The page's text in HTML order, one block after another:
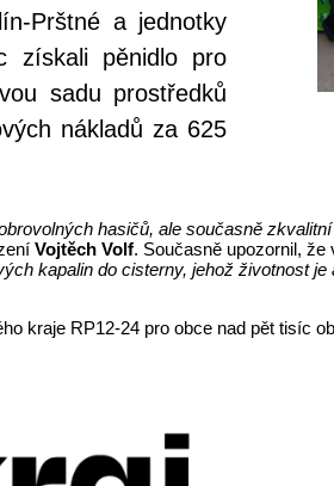
Prštné a jednotky
získali pěnidlo pro
sadu prostředků
nákladů za 625
hasičů, ale současně
Vojtěch Volf. Současně upozornil,
kapalin do cisterny, jehož životnost
kraje RP12-24 pro obce nad pět tisíc